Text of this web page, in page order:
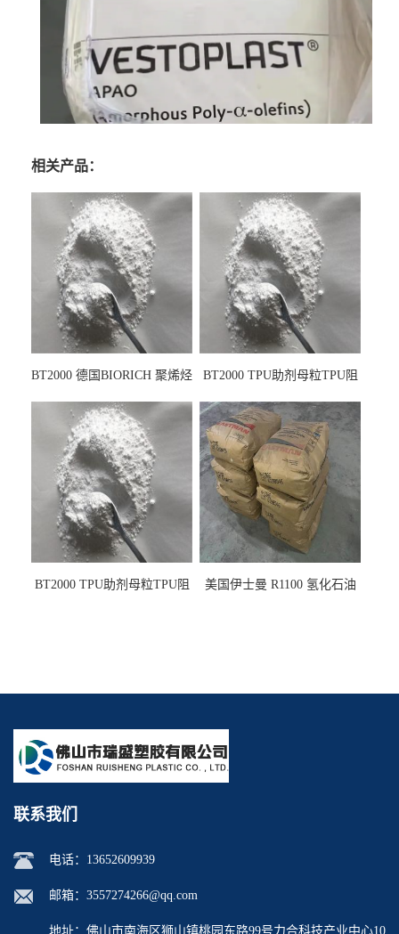
相关产品：
BT2000 德国BIORICH 聚烯烃
墨阻燃剂 TPU抗黄变剂 抗黄
变耐黄剂
BT2000 TPU助剂母粒TPU阻
剂雾面滑剂防粘剂 TPU抗黄
变剂 抗黄变耐黄剂
BT2000 TPU助剂母粒TPU阻
美国伊士曼 R1100 氢化石油
联系我们
电话： 13652609939
邮箱： 3557274266@qq.com
地址：佛山市南海区狮山镇桃园东路99号力合科技产业中心10